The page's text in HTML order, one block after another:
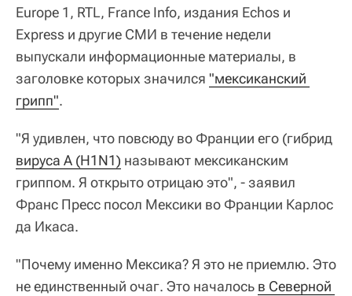
Europe 1, RTL, France Info, издания Echos и
Express и другие СМИ в течение недели
выпускали информационные материалы, в
заголовке которых значился "мексиканский
грипп".
"Я удивлен, что повсюду во Франции его (гибрид
вируса A (H1N1) называют мексиканским
гриппом. Я открыто отрицаю это", - заявил
Франс Пресс посол Мексики во Франции Карлос
да Икаса.
"Почему именно Мексика? Я это не приемлю. Это
не единственный очаг. Это началось в Северной